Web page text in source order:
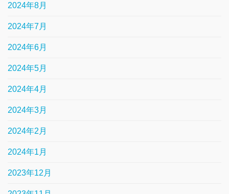
2024年8月
2024年7月
2024年6月
2024年5月
2024年4月
2024年3月
2024年2月
2024年1月
2023年12月